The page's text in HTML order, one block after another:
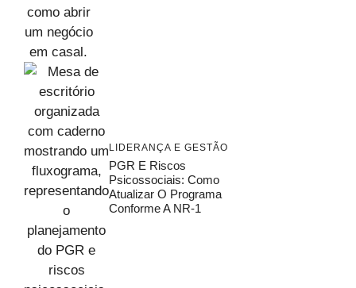
LIDERANÇA E GESTÃO
PGR E Riscos
Psicossociais: Como
Atualizar O Programa
Conforme A NR-1